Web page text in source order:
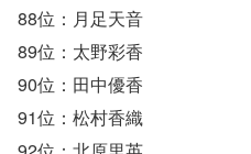
88位：月足天音
89位：太野彩香
90位：田中優香
91位：松村香織